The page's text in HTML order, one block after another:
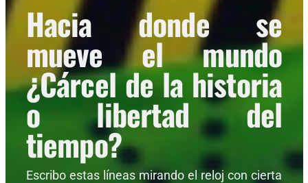
Hacia donde se
mueve el mundo
¿Cárcel de la historia
o libertad del
tiempo?
Escribo estas líneas mirando el reloj con cierta